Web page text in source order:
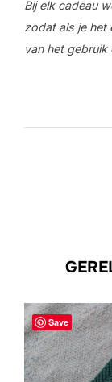
Bij elk cadeau
zodat als je het
van het
Save